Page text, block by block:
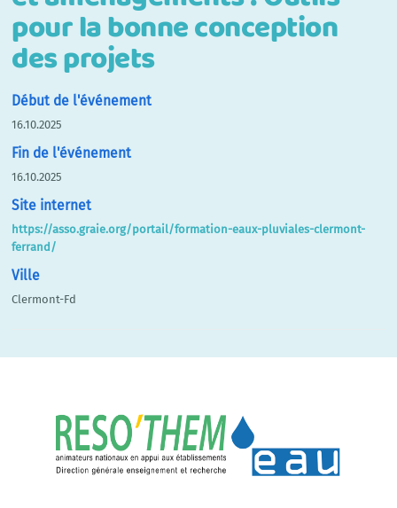
pour la bonne conception
des projets
Début de l'événement
16.10.2025
Fin de l'événement
16.10.2025
Site internet
https://asso.graie.org/portail/formation-eaux-pluviales-clermont-
ferrand/
Ville
Clermont-Fd